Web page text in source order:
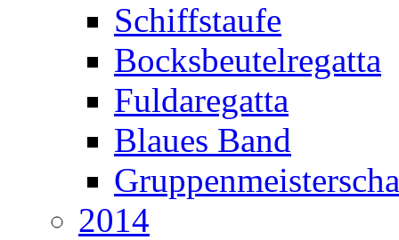
Schiffstaufe
Bocksbeutelregatta
Fuldaregatta
Blaues Band
2014